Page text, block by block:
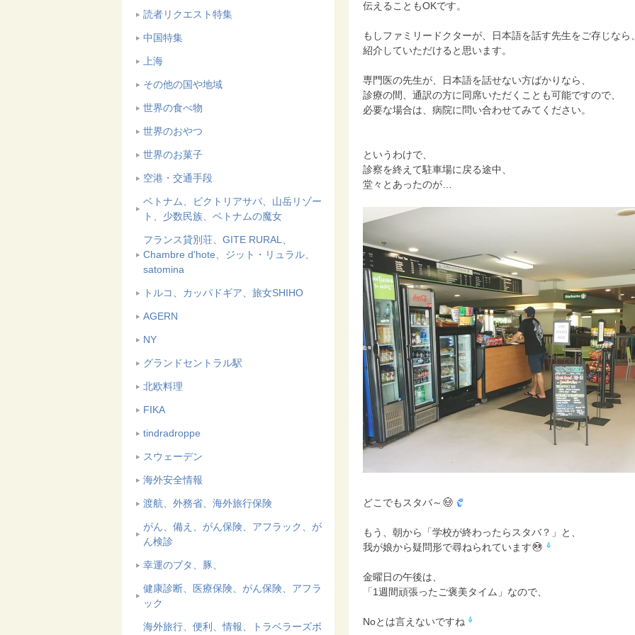
読者リクエスト特集
中国特集
上海
その他の国や地域
世界の食べ物
世界のおやつ
世界のお菓子
空港・交通手段
ベトナム、ビクトリアサパ、山岳リゾー
ト、少数民族、ベトナムの魔女
フランス貸別荘、GITE RURAL、
Chambre d'hote、ジット・リュラル、
satomina
トルコ、カッパドギア、旅女SHIHO
AGERN
NY
グランドセントラル駅
北欧料理
FIKA
tindradroppe
スウェーデン
海外安全情報
渡航、外務省、海外旅行保険
がん、備え、がん保険、アフラック、が
ん検診
幸運のブタ、豚、
健康診断、医療保険、がん保険、アフラ
ック
海外旅行、便利、情報、トラベラーズボ
伝えることもOKです。
もしファミリードクターが、日本語を話す先生をご存じなら
紹介していただけると思います。
専門医の先生が、日本語を話せない方ばかりなら、
診療の間、通訳の方に同席いただくことも可能ですので、
必要な場合は、病院に問い合わせてみてください。
というわけで、
診察を終えて駐車場に戻る途中、
堂々とあったのが…
どこでもスタバ～
もう、朝から「学校が終わったらスタバ？」と、
我が娘から疑問形で尋ねられています
金曜日の午後は、
「1週間頑張ったご褒美タイム」なので、
Noとは言えないですね